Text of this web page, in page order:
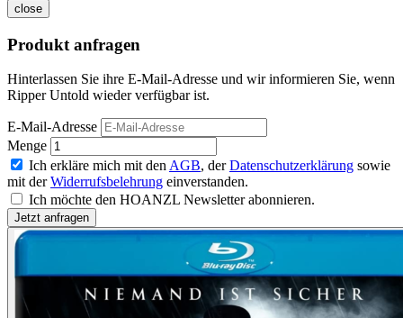
close
Produkt anfragen
Hinterlassen Sie ihre E-Mail-Adresse und wir informieren Sie, wenn
Ripper Untold wieder verfügbar ist.
E-Mail-Adresse
Menge
Ich erkläre mich mit den AGB, derDatenschutzerklärung sowie
mit derWiderrufsbelehrung einverstanden.
Ich möchte den HOANZL Newsletter abonnieren.